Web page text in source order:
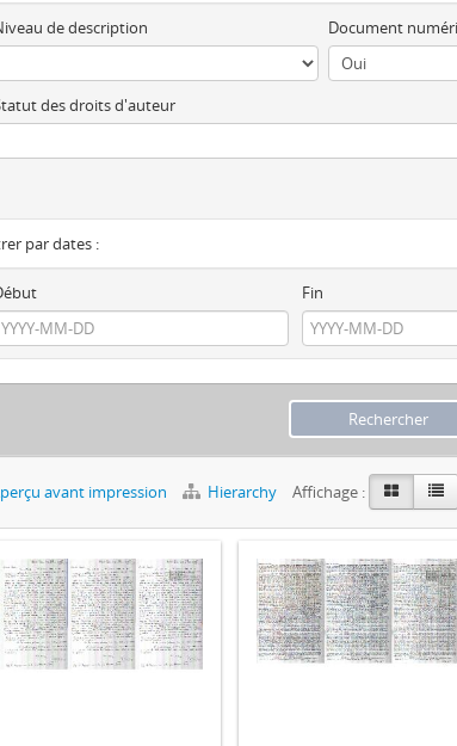
de description Document
des droits d'auteur
par dates :
Fin
avant impression Hierarchy Affichage :